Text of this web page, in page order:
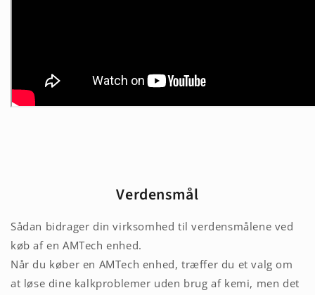
Verdensmål
Sådan bidrager din virksomhed til verdensmålene ved
køb af en AMTech enhed.
Når du køber en AMTech enhed, træffer du et valg om
at løse dine kalkproblemer uden brug af kemi, men det